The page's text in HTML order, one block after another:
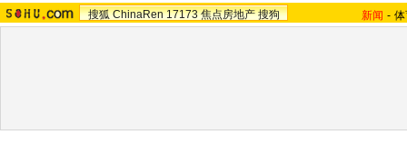
搜狐 ChinaRen 17173 焦点房地产 搜狗 新闻 -